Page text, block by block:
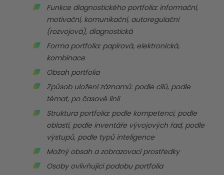
Funkce diagnostického portfolia: informační,
motivační, komunikační, autoregulační
(rozvojová), diagnostická
Forma portfolia: papírová, elektronická,
kombinace
Obsah portfolia
Způsob uložení záznamů: podle cílů, podle
témat, po časové linii
Struktura portfolia: podle kompetencí, podle
oblastí, podle inventáře vývojových řad, podle
výstupů, podle typů inteligence
Možný obsah a zobrazovací prostředky
Osoby ovlivňující podobu portfolia